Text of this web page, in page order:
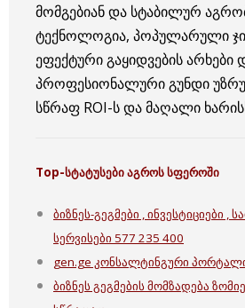
მომგებიან და სტაბილურ
ტექნოლოგია, პოპულარული
ეფექტური გაყიდვების არხები
პროფესიონალური გუნდი
სწრაფ ROI-ს და მაღალი
Top-სტატუსებიაგროსსფეროში
ბიზნეს-გეგმები , ინვესტიციები ,
სერვისები 577 235 400
gen.ge კონსალტინგური
ბიზნეს გეგმების მომზადება